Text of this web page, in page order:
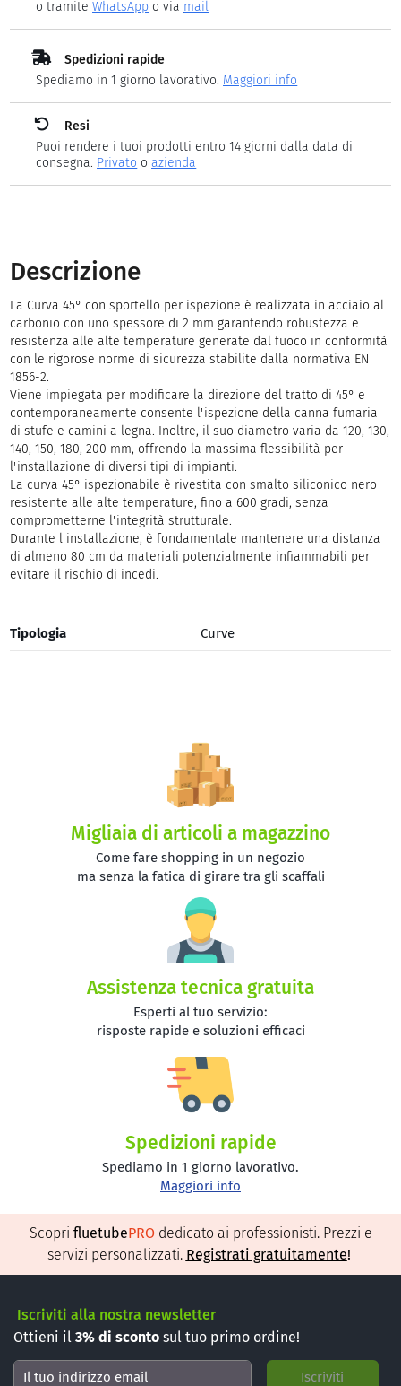
o tramiteWhatsApp o via mail
Spedizioni rapide
Spediamo in 1 giorno lavorativo. Maggiori info
Resi
Puoi rendere i tuoi prodotti entro 14 giorni dalla data di
consegna. Privato oazienda
Descrizione
La Curva 45° con sportello per ispezione è realizzata in acciaio al
carbonio con uno spessore di 2 mm garantendo robustezza e
resistenza alle alte temperature generate dal fuoco in conformità
con le rigorose norme di sicurezza stabilite dalla normativa EN
1856-2.
Viene impiegata per modificare la direzione del tratto di 45° e
contemporaneamente consente l'ispezione della canna fumaria
di stufe e camini a legna. Inoltre, il suo diametro varia da 120, 130,
140, 150, 180, 200 mm, offrendo la massima flessibilità per
l'installazione di diversi tipi di impianti.
La curva 45° ispezionabile è rivestita con smalto siliconico nero
resistente alle alte temperature, fino a 600 gradi, senza
comprometterne l'integrità strutturale.
Durante l'installazione, è fondamentale mantenere una distanza
di almeno 80 cm da materiali potenzialmente infiammabili per
evitare il rischio di incedi.
Tipologia Curve
Migliaia di articoli a magazzino
Come fare shopping in un negozio
ma senza la fatica di girare tra gli scaffali
Assistenza tecnica gratuita
Esperti al tuo servizio:
risposte rapide e soluzioni efficaci
Spedizioni rapide
Spediamo in 1 giorno lavorativo.
Maggiori info
Scopri fluetubePRO dedicato ai professionisti. Prezzi e
servizi personalizzati. Registrati gratuitamente!
Iscriviti alla nostra newsletter
Ottieni il 3% di sconto sul tuo primo ordine!